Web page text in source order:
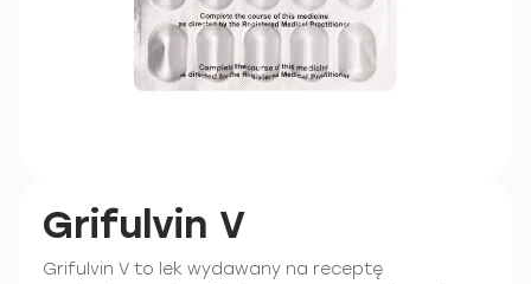
Grifulvin V
Grifulvin V to lek wydawany na receptę